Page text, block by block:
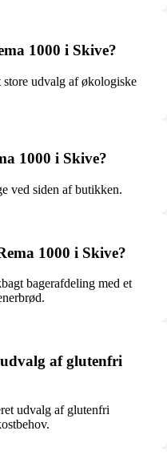
1000 i Skive?
udvalg af økologiske
1000 i Skive?
ved siden af butikken.
1000 i Skive?
bagerafdeling med et
af glutenfri
udvalg af glutenfri